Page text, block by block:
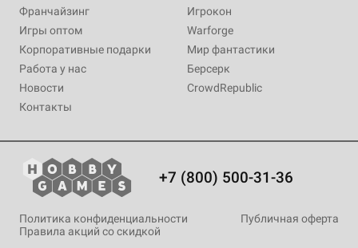
Франчайзинг
Игры оптом
Корпоративные подарки
Работа у нас
Новости
Контакты
Игрокон
Warforge
Мир фантастики
Берсерк
CrowdRepublic
+7 (800) 500-31-36
Политика конфиденциальности
Публичная оферта
Правила акций со скидкой